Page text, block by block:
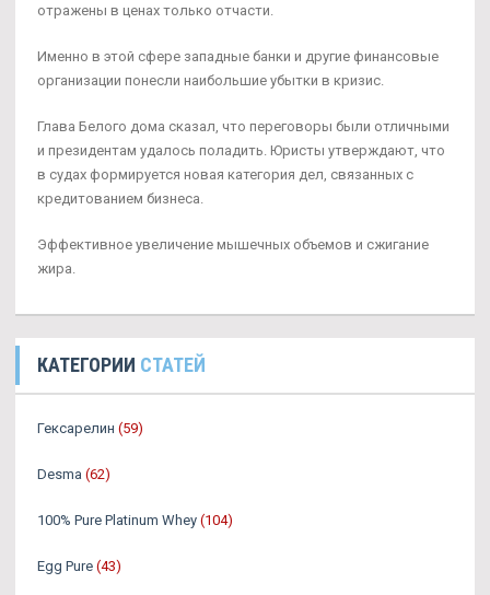
отражены в ценах только отчасти.
Именно в этой сфере западные банки и другие финансовые
организации понесли наибольшие убытки в кризис.
Глава Белого дома сказал, что переговоры были отличными
и президентам удалось поладить. Юристы утверждают, что
в судах формируется новая категория дел, связанных с
кредитованием бизнеса.
Эффективное увеличение мышечных объемов и сжигание
жира.
КАТЕГОРИИ СТАТЕЙ
Гексарелин (59)
Desma (62)
100% Pure Platinum Whey (104)
Egg Pure (43)